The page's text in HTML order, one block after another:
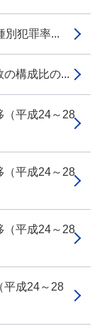
別犯罪率...
構成比の...
平成24～28
平成24～28
平成24～28
成24～28